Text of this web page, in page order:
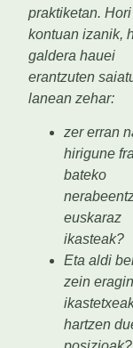
praktiketan. Hori
kontuan izanik,
galdera hauei
erantzuten
lanean zehar:
zer erran
hirigune
bateko
euskaraz
ikasteak?
Eta aldi
zein
hartzen